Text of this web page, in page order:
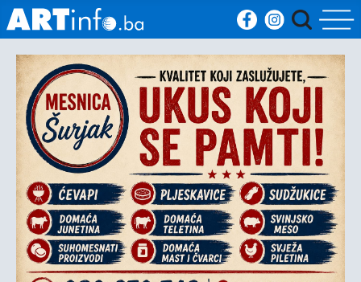
Početna
Vijesti
Sport
Kultura
Crna
kronika